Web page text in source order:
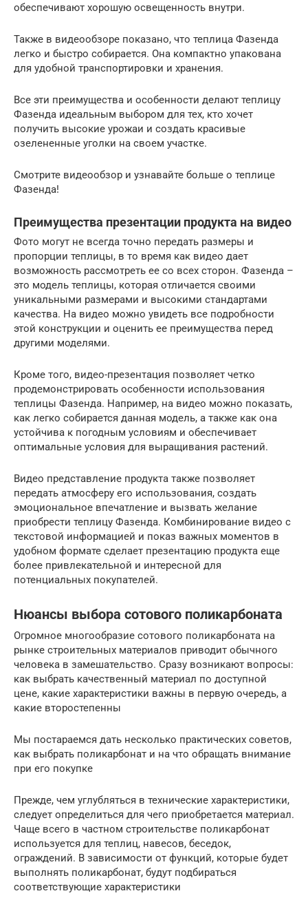
обеспечивают хорошую освещенность внутри.
Также в видеообзоре показано, что теплица Фазенда
легко и быстро собирается. Она компактно упакована
для удобной транспортировки и хранения.
Все эти преимущества и особенности делают теплицу
Фазенда идеальным выбором для тех, кто хочет
получить высокие урожаи и создать красивые
озелененные уголки на своем участке.
Смотрите видеообзор и узнавайте больше о теплице
Фазенда!
Преимущества презентации продукта на видео
Фото могут не всегда точно передать размеры и
пропорции теплицы, в то время как видео дает
возможность рассмотреть ее со всех сторон. Фазенда –
это модель теплицы, которая отличается своими
уникальными размерами и высокими стандартами
качества. На видео можно увидеть все подробности
этой конструкции и оценить ее преимущества перед
другими моделями.
Кроме того, видео-презентация позволяет четко
продемонстрировать особенности использования
теплицы Фазенда. Например, на видео можно показать,
как легко собирается данная модель, а также как она
устойчива к погодным условиям и обеспечивает
оптимальные условия для выращивания растений.
Видео представление продукта также позволяет
передать атмосферу его использования, создать
эмоциональное впечатление и вызвать желание
приобрести теплицу Фазенда. Комбинирование видео с
текстовой информацией и показ важных моментов в
удобном формате сделает презентацию продукта еще
более привлекательной и интересной для
потенциальных покупателей.
Нюансы выбора сотового поликарбоната
Огромное многообразие сотового поликарбоната на
рынке строительных материалов приводит обычного
человека в замешательство. Сразу возникают вопросы:
как выбрать качественный материал по доступной
цене, какие характеристики важны в первую очередь, а
какие второстепенны
Мы постараемся дать несколько практических советов,
как выбрать поликарбонат и на что обращать внимание
при его покупке
Прежде, чем углубляться в технические характеристики,
следует определиться для чего приобретается материал.
Чаще всего в частном строительстве поликарбонат
используется для теплиц, навесов, беседок,
ограждений. В зависимости от функций, которые будет
выполнять поликарбонат, будут подбираться
соответствующие характеристики